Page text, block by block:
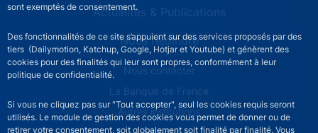
sont exemptés de consentement.
Des fonctionnalités de ce site s’appuient sur des services proposés par des
tiers (Dailymotion, Katchup, Google, Hotjar et Youtube) et génèrent des
cookies pour des finalités qui leur sont propres, conformément à leur
politique de confidentialité.
Si vous ne cliquez pas sur "Tout accepter", seul les cookies requis seront
utilisés. Le module de gestion des cookies vous permet de donner ou de
retirer votre consentement, soit globalement soit finalité par finalité. Vous
Actualités & Publications
Nous rejoindre
ACPR footer secondary menu (French)
Nous contacter
La Banque de France
Autres institutions